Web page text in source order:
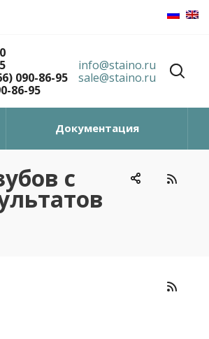
090-86-95
86-95
info@staino.ru
sale@staino.ru
Документация
с